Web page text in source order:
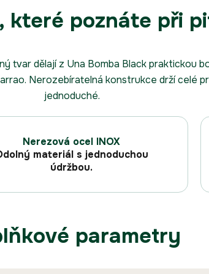
které poznáte při
tvar dělají z Una Bomba Black praktickou
Nerozebíratelná konstrukce drží celé
jednoduché.
Nerezová ocel INOX
materiál s jednoduchou
údržbou.
parametry